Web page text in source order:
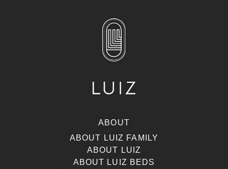
ABOUT
ABOUT LUIZ FAMILY
ABOUT LUIZ
ABOUT LUIZ BEDS